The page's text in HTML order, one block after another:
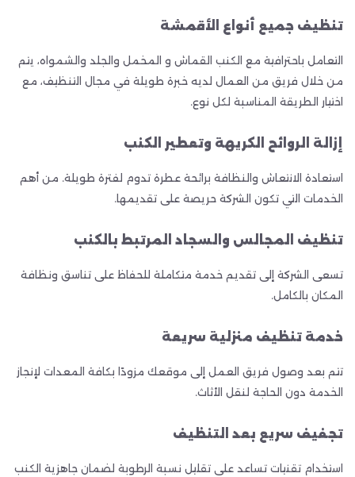
تنظيف جميع أنواع الأقمشة
التعامل باحترافية مع الكنب القماش و المخمل والجلد والشمواه، يتم
من خلال فريق من العمال لديه خبرة طويلة في مجال التنظيف، مع
اختيار الطريقة المناسبة لكل نوع.
إزالة الروائح الكريهة وتعطير الكنب
استعادة الانتعاش والنظافة برائحة عطرة تدوم لفترة طويلة. من أهم
الخدمات التي تكون الشركة حريصة على تقديمها.
تنظيف المجالس والسجاد المرتبط بالكنب
تسعى الشركة إلى تقديم خدمة متكاملة للحفاظ على تناسق ونظافة
المكان بالكامل.
خدمة تنظيف منزلية سريعة
تتم بعد وصول فريق العمل إلى موقعك مزودًا بكافة المعدات لإنجاز
الخدمة دون الحاجة لنقل الأثاث.
تجفيف سريع بعد التنظيف
استخدام تقنيات تساعد على تقليل نسبة الرطوبة لضمان جاهزية الكنب